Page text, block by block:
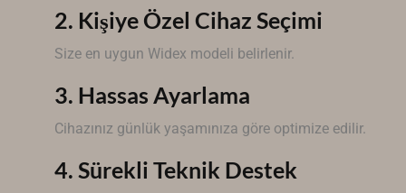
2. Kişiye Özel Cihaz Seçimi
Size en uygun Widex modeli belirlenir.
3. Hassas Ayarlama
Cihazınız günlük yaşamınıza göre optimize edilir.
4. Sürekli Teknik Destek